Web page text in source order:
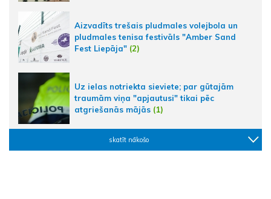
Aizvadīts trešais pludmales volejbola un
pludmales tenisa festivāls "Amber Sand
Fest Liepāja" (2)
Uz ielas notriekta sieviete; par gūtajām
traumām viņa "apjautusi" tikai pēc
atgriešanās mājās (1)
skatīt nākošo